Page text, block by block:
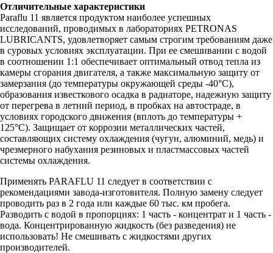
Отличительные характеристики
Paraflu 11 является продуктом наиболее успешных
исследований, проводимых в лабораториях PETRONAS
LUBRICANTS, удовлетворяет самым строгим требованиям даже
в суровых условиях эксплуатации. При ее смешивании с водой
в соотношении 1:1 обеспечивает оптимальный отвод тепла из
камеры сгорания двигателя, а также максимальную защиту от
замерзания (до температуры окружающей среды -40°С),
образования известкового осадка в радиаторе, надежную защиту
от перегрева в летний период, в пробках на автостраде, в
условиях городского движения (вплоть до температуры +
125°С). Защищает от коррозии металлических частей,
составляющих систему охлаждения (чугун, алюминий, медь) и
чрезмерного набухания резиновых и пластмассовых частей
системы охлаждения.
Применять PARAFLU 11 следует в соответствии с
рекомендациями завода-изготовителя. Полную замену следует
проводить раз в 2 года или каждые 60 тыс. км пробега.
Разводить с водой в пропорциях: 1 часть - концентрат и 1 часть -
вода. Концентрированную жидкость (без разведения) не
использовать! Не смешивать с жидкостями других
производителей.